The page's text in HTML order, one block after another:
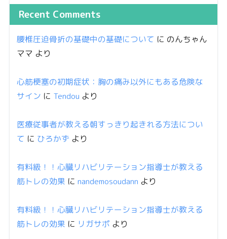
Recent Comments
腰椎圧迫骨折の基礎中の基礎について に のんちゃん
ママ より
心筋梗塞の初期症状：胸の痛み以外にもある危険な
サイン に Tendou より
医療従事者が教える朝すっきり起きれる方法につい
て に ひろかず より
有料級！！心臓リハビリテーション指導士が教える
筋トレの効果 に nandemosoudann より
有料級！！心臓リハビリテーション指導士が教える
筋トレの効果 に リガサポ より